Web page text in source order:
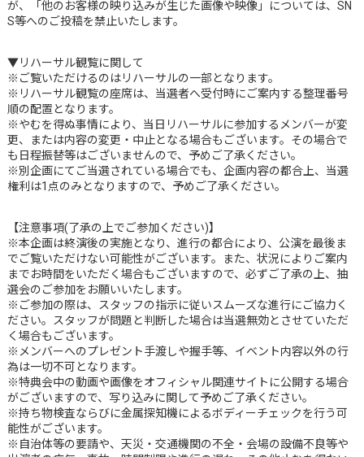
が、「他のお客様の映り込みが生じた画像や映像」については、SN
S等へのご投稿を禁止いたします。
▼リハーサル観覧に関して
※ご覧いただけるのはリハーサルの一部となります。
※リハーサル観覧の座席は、当選者へ受付時にご案内する整理番号
順の配置となります。
※やむを得ぬ事情により、当日リハーサルに参加するメンバーが変
更、または内容の変更・中止となる場合もございます。その場合で
も日程振替等はございませんので、予めご了承ください。
※別企画にてご当選されている場合でも、企画内容の都合上、当選
権利は1点のみとなりますので、予めご了承ください。
【注意事項(了承の上でご参加ください)】
※本企画は終演後の実施となり、進行の都合により、公演を最後ま
でご覧いただけない可能性がございます。また、状況によりご案内
までお時間をいただく場合もございますので、必ずご了承の上、抽
選会のご参加をお願いいたします。
※ご参加の際は、スタッフの指示に従いスムーズな進行にご協力く
ださい。スタッフが問題と判断した場合は当選無効とさせていただ
く場合もございます。
※メンバーへのプレゼント手渡しや握手等、イベント内容以外の行
為は一切不可となります。
※特典会中の動画や画像をオフィシャル関連サイトに公開する場合
がございますので、写り込みに関して予めご了承ください。
※持ち物検査ならびに金属探知機によるボディーチェックを行う可
能性がございます。
※自治体等の要請や、天災・交通機関の不全・会場の設備不良等や